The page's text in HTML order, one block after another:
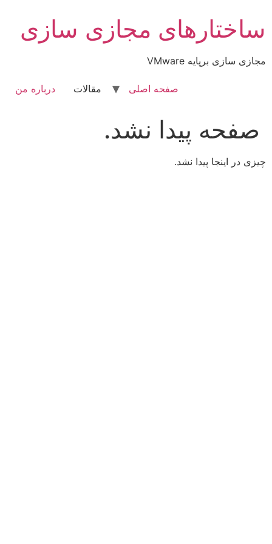
محتوا
ساختارهای مجازی سازی
مجازی سازی برپایه VMware
صفحه اصلی مقالات درباره من
صفحه پیدا نشد.
چیزی در اینجا پیدا نشد.